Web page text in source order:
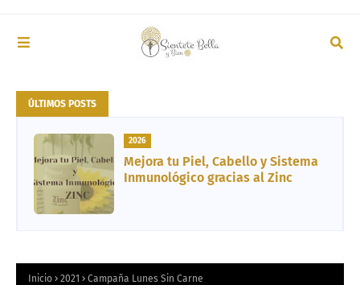
ÚLTIMOS POSTS
2026
Mejora tu Piel, Cabello y Sistema
Inmunológico gracias al Zinc
Inicio 2021 Campaña Lunes Sin Carne